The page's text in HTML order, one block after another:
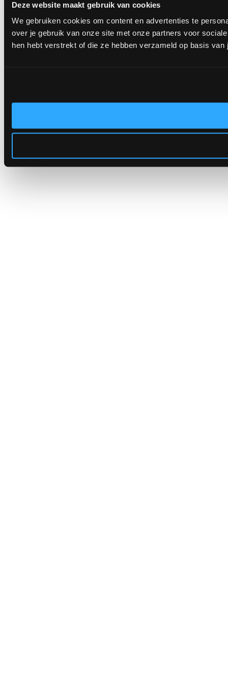
Deze website maakt gebruik van cookies
We gebruiken cookies om content en advertenties te
over je gebruik van onze site met onze partners voor
hen hebt verstrekt of die ze hebben verzameld op basis van